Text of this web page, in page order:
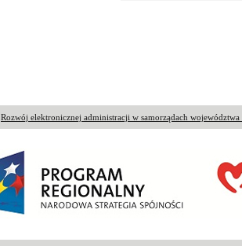
Rozwój elektronicznej administracji w samorządach